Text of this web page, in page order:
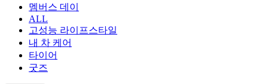
멤버스 데이
ALL
고성능 라이프스타일
내 차 케어
타이어
굿즈